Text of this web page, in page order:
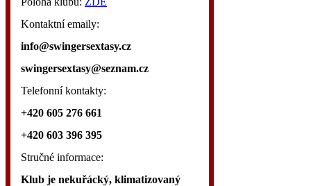
Kontaktní emaily:
info@swingersextasy.cz
swingersextasy@seznam.cz
Telefonní kontakty:
+420 605 276 661
+420 603 396 395
Stručné informace:
Klub je nekuřácký, klimatizovaný